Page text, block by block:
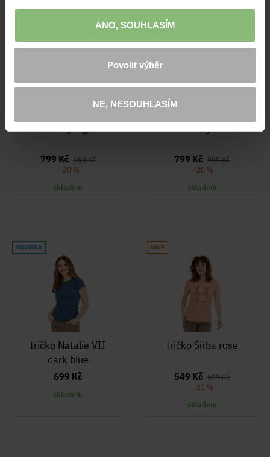
ANO, SOUHLASÍM
Povolit výběr
NE, NESOUHLASÍM
tričko Layla green
799 Kč 999 Kč
-20 %
skladem
AKCE
tričko Layla red
799 Kč 999 Kč
-20 %
skladem
NOVINKA
tričko Natalie VII
dark blue
699 Kč
skladem
AKCE
tričko Sirba rose
549 Kč 699 Kč
-21 %
skladem